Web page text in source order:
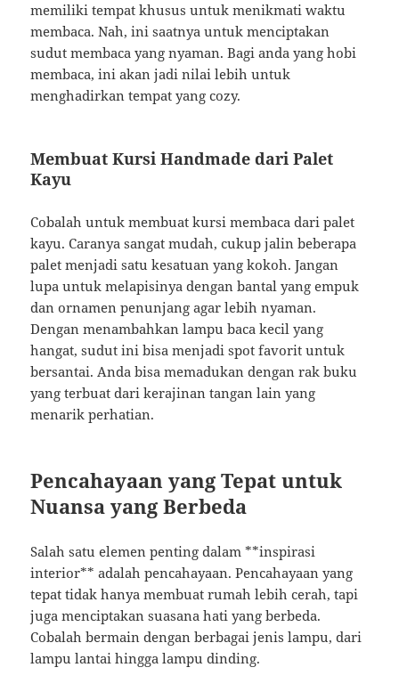
memiliki tempat khusus untuk menikmati waktu
membaca. Nah, ini saatnya untuk menciptakan
sudut membaca yang nyaman. Bagi anda yang hobi
membaca, ini akan jadi nilai lebih untuk
menghadirkan tempat yang cozy.
Membuat Kursi Handmade dari Palet
Kayu
Cobalah untuk membuat kursi membaca dari palet
kayu. Caranya sangat mudah, cukup jalin beberapa
palet menjadi satu kesatuan yang kokoh. Jangan
lupa untuk melapisinya dengan bantal yang empuk
dan ornamen penunjang agar lebih nyaman.
Dengan menambahkan lampu baca kecil yang
hangat, sudut ini bisa menjadi spot favorit untuk
bersantai. Anda bisa memadukan dengan rak buku
yang terbuat dari kerajinan tangan lain yang
menarik perhatian.
Pencahayaan yang Tepat untuk
Nuansa yang Berbeda
Salah satu elemen penting dalam **inspirasi
interior** adalah pencahayaan. Pencahayaan yang
tepat tidak hanya membuat rumah lebih cerah, tapi
juga menciptakan suasana hati yang berbeda.
Cobalah bermain dengan berbagai jenis lampu, dari
lampu lantai hingga lampu dinding.